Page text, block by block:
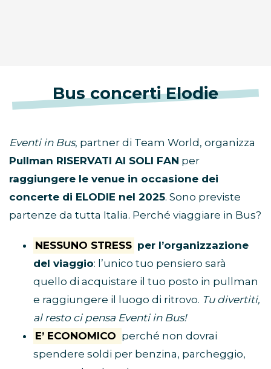
Bus concerti Elodie
Eventi in Bus, partner di Team World, organizza
Pullman RISERVATI AI SOLI FAN per
raggiungere le venue in occasione dei
concerte di ELODIE nel 2025. Sono previste
partenze da tutta Italia. Perché viaggiare in Bus?
NESSUNO STRESS per l’organizzazione
del viaggio: l’unico tuo pensiero sarà
quello di acquistare il tuo posto in pullman
e raggiungere il luogo di ritrovo. Tu divertiti,
al resto ci pensa Eventi in Bus!
E’ ECONOMICO perché non dovrai
spendere soldi per benzina, parcheggio,